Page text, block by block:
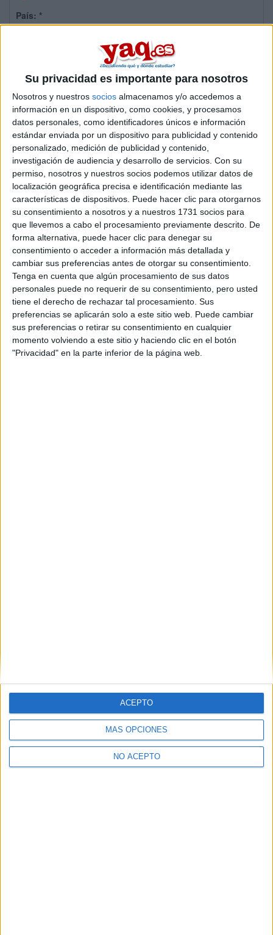
Su privacidad es importante para nosotros
Nosotros y nuestros socios almacenamos y/o accedemos a
información en un dispositivo, como cookies, y procesamos
datos personales, como identificadores únicos e información
estándar enviada por un dispositivo para publicidad y contenido
personalizado, medición de publicidad y contenido,
investigación de audiencia y desarrollo de servicios. Con su
permiso, nosotros y nuestros socios podemos utilizar datos de
localización geográfica precisa e identificación mediante las
características de dispositivos. Puede hacer clic para otorgarnos
su consentimiento a nosotros y a nuestros 1731 socios para
que llevemos a cabo el procesamiento previamente descrito. De
forma alternativa, puede hacer clic para denegar su
consentimiento o acceder a información más detallada y
cambiar sus preferencias antes de otorgar su consentimiento.
Tenga en cuenta que algún procesamiento de sus datos
personales puede no requerir de su consentimiento, pero usted
tiene el derecho de rechazar tal procesamiento. Sus
preferencias se aplicarán solo a este sitio web. Puede cambiar
sus preferencias o retirar su consentimiento en cualquier
momento volviendo a este sitio y haciendo clic en el botón
"Privacidad" en la parte inferior de la página web.
MÁS OPCIONES
NO ACEPTO
ACEPTO
País: *
Sobre ti
Soy:*
Chico
Chica
¿En qué año terminas (o terminaste) bachillerato o FP?
Soy estudiante de:*
Términos y Condiciones de Uso
Aceptolos Términos y Condicionesde uso*
Y como regalo de agradecimiento, por registrarte te daremos
gratis una copia de nuestro ebook con 100 consejos para tu
primer año de universidad